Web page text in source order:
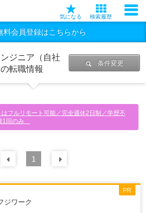
気になる 検索履歴
料会員登録はこちらから
ジニア（自社
転職情報
条件変更
フルリモート可能／完全週休2日制／学歴不
1回のみ
前の 件
1
ジワーク
PR